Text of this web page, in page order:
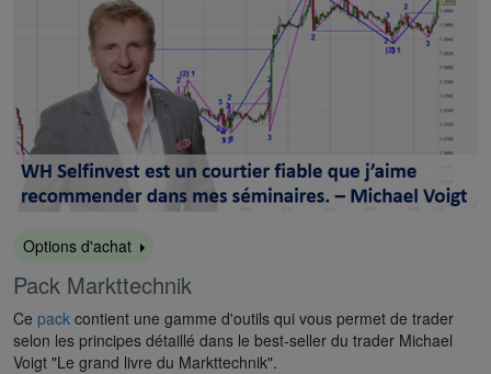
Options d'achat
Pack Markttechnik
Ce pack contient une gamme d'outils qui vous permet de trader
selon les principes détaillé dans le best-seller du trader Michael
Voigt "Le grand livre du Markttechnik".